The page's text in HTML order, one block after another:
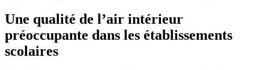
Une qualité de l’air intérieur
préoccupante dans les établissements
scolaires